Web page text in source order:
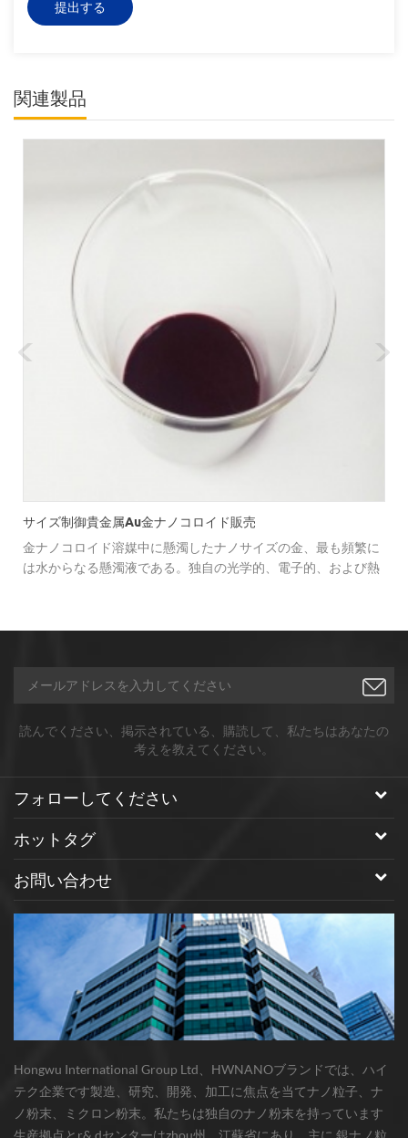
関連製品
サイズ制御貴金属au金ナノコロイド販売
金ナノコロイド溶媒中に懸濁したナノサイズの金、最も頻繁に
は水からなる懸濁液である。独自の光学的、電子的、および熱
粒子コロイドはまた、薬物送達を改善および標的化するため
ビスはここで利用できます。粒子サイズ、溶媒、濃度などを指
粒子は比類のないものです。私たちは、ハウが最高のものであ
ることを発見しました。 ハウウ独自の製造技術により、大き
製造が可能になります。 私たちが提供する製品とサービスの品
質保証に特に注意を払います。私たちは、これができるだけ効
読んでください、掲示されている、購読して、私たちはあなたの
考えを教えてください。
フォローしてください
ホットタグ
お問い合わせ
Hongwu International Group Ltd、HWNANOブランドでは、ハイ
テク企業です製造、研究、開発、加工に焦点を当てナノ粒子、ナ
ノ粉末、ミクロン粉末。私たちは独自のナノ粉末を持っています